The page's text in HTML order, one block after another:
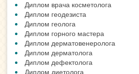
Диплом врача косметолога
Диплом геодезиста
Диплом геолога
Диплом горного мастера
Диплом дерматовенеролога
Диплом дерматолога
Диплом дефектолога
Диплом диетолога